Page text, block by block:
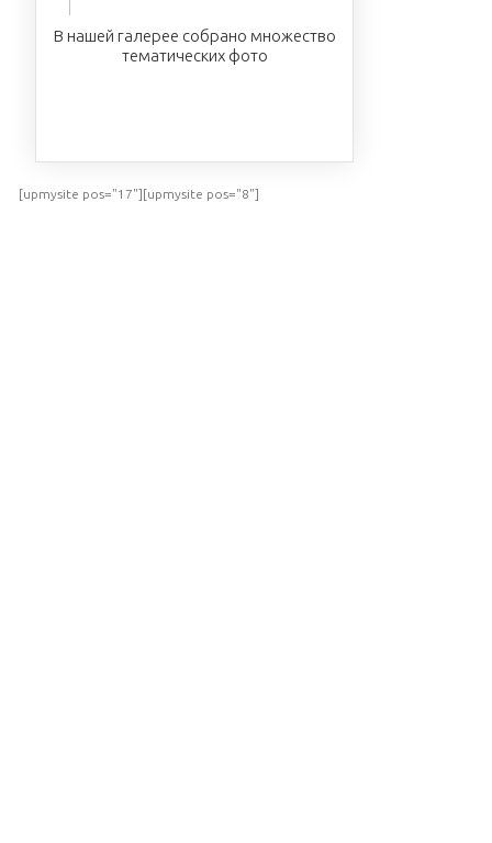
В нашей галерее собрано множество
тематических фото
[upmysite pos="17"][upmysite pos="8"]